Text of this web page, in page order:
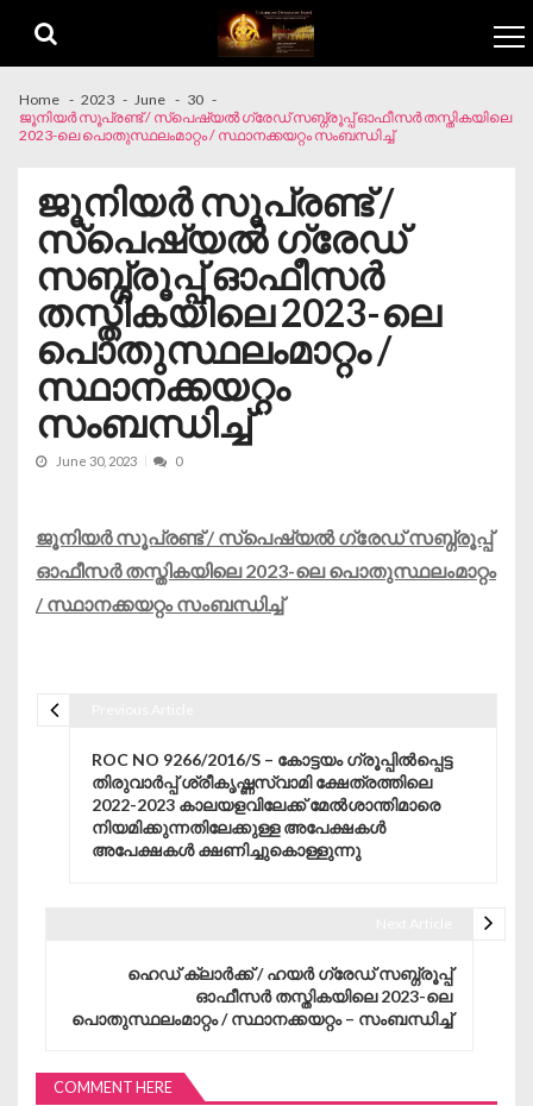
Home 2023 June
30
ജൂനിയർ സൂപ്രണ്ട് / സ്പെഷ്യൽ ഗ്രേഡ് സബ്ഗ്രൂപ്പ് ഓഫീസർ തസ്തികയിലെ
2023-ലെ പൊതുസ്ഥലംമാറ്റം / സ്ഥാനക്കയറ്റം സംബന്ധിച്ച്
ജൂനിയർ സൂപ്രണ്ട് /
സ്പെഷ്യൽ ഗ്രേഡ്
സബ്ഗ്രൂപ്പ് ഓഫീസർ
തസ്തികയിലെ 2023-ലെ
പൊതുസ്ഥലംമാറ്റം /
സ്ഥാനക്കയറ്റം
സംബന്ധിച്ച്
June 30, 2023 0
ജൂനിയർ സൂപ്രണ്ട് / സ്പെഷ്യൽ ഗ്രേഡ് സബ്ഗ്രൂപ്പ്
ഓഫീസർ തസ്തികയിലെ 2023-ലെ പൊതുസ്ഥലംമാറ്റം
/ സ്ഥാനക്കയറ്റം സംബന്ധിച്ച്
ROC NO 9266/2016/S – കോട്ടയം ഗ്രൂപ്പിൽപ്പെട്ട
തിരുവാർപ്പ് ശ്രീകൃഷ്ണസ്വാമി ക്ഷേത്രത്തിലെ
2022-2023 കാലയളവിലേക്ക് മേൽശാന്തിമാരെ
നിയമിക്കുന്നതിലേക്കുള്ള അപേക്ഷകൾ
അപേക്ഷകൾ ക്ഷണിച്ചുകൊള്ളുന്നു
ഹെഡ് ക്ലാർക്ക് / ഹയർ ഗ്രേഡ് സബ്ഗ്രൂപ്പ്
ഓഫീസർ തസ്തികയിലെ 2023-ലെ
പൊതുസ്ഥലംമാറ്റം / സ്ഥാനക്കയറ്റം – സംബന്ധിച്ച്
COMMENT HERE